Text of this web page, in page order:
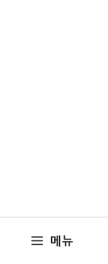
메뉴